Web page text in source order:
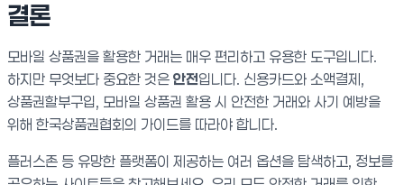
결론
모바일 상품권을 활용한 거래는 매우 편리하고 유용한 도구입니다.
하지만 무엇보다 중요한 것은 안전입니다. 신용카드와 소액결제,
상품권할부구입, 모바일 상품권 활용 시 안전한 거래와 사기 예방을
위해 한국상품권협회의 가이드를 따라야 합니다.
플러스존 등 유망한 플랫폼이 제공하는 여러 옵션을 탐색하고, 정보를